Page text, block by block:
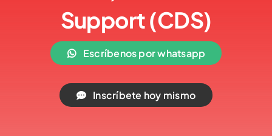
Support (CDS)
Escríbenos por whatsapp
Inscríbete hoy mismo